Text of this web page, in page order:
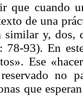
que cuando
de una
similar y, dos,
78-93). En
Ese
no
que